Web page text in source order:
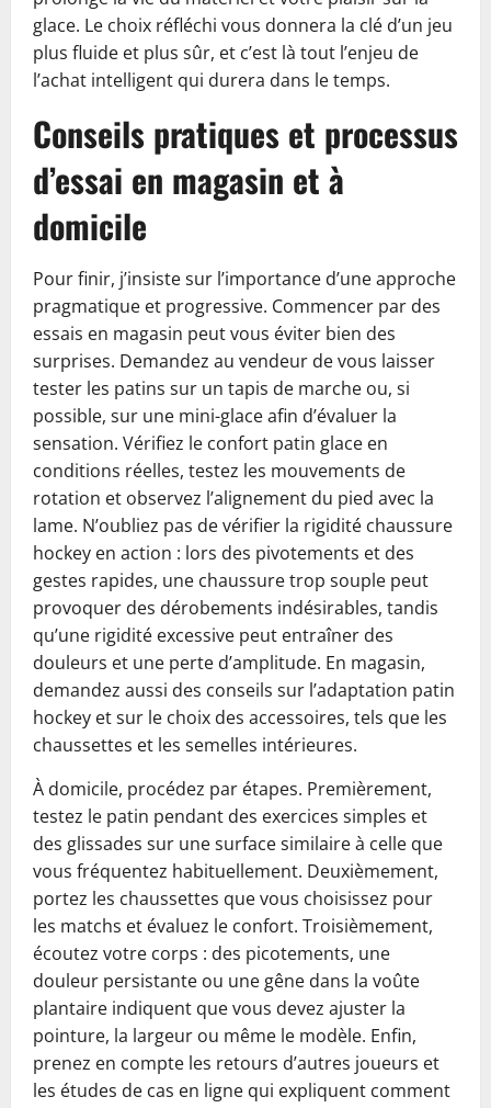
glace. Le choix réfléchi vous donnera la clé d’un jeu
plus fluide et plus sûr, et c’est là tout l’enjeu de
l’achat intelligent qui durera dans le temps.
Conseils pratiques et processus
d’essai en magasin et à
domicile
Pour finir, j’insiste sur l’importance d’une approche
pragmatique et progressive. Commencer par des
essais en magasin peut vous éviter bien des
surprises. Demandez au vendeur de vous laisser
tester les patins sur un tapis de marche ou, si
possible, sur une mini-glace afin d’évaluer la
sensation. Vérifiez le confort patin glace en
conditions réelles, testez les mouvements de
rotation et observez l’alignement du pied avec la
lame. N’oubliez pas de vérifier la rigidité chaussure
hockey en action : lors des pivotements et des
gestes rapides, une chaussure trop souple peut
provoquer des dérobements indésirables, tandis
qu’une rigidité excessive peut entraîner des
douleurs et une perte d’amplitude. En magasin,
demandez aussi des conseils sur l’adaptation patin
hockey et sur le choix des accessoires, tels que les
chaussettes et les semelles intérieures.
À domicile, procédez par étapes. Premièrement,
testez le patin pendant des exercices simples et
des glissades sur une surface similaire à celle que
vous fréquentez habituellement. Deuxièmement,
portez les chaussettes que vous choisissez pour
les matchs et évaluez le confort. Troisièmement,
écoutez votre corps : des picotements, une
douleur persistante ou une gêne dans la voûte
plantaire indiquent que vous devez ajuster la
pointure, la largeur ou même le modèle. Enfin,
prenez en compte les retours d’autres joueurs et
les études de cas en ligne qui expliquent comment